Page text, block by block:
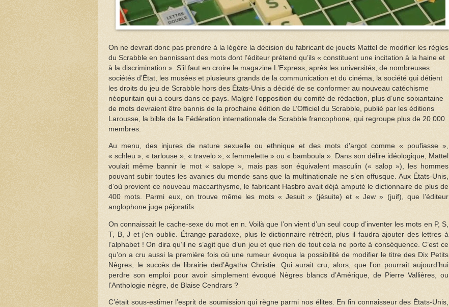
On ne devrait donc pas prendre à la légère la décision du fabricant de jouets Mattel de modifier les règles
du Scrabble en bannissant des mots dont l’éditeur prétend qu’ils « constituent une incitation à la haine et
à la discrimination ». S’il faut en croire le magazine L’Express, après les universités, de nombreuses
sociétés d’État, les musées et plusieurs grands de la communication et du cinéma, la société qui détient
les droits du jeu de Scrabble hors des États-Unis a décidé de se conformer au nouveau catéchisme
néopuritain qui a cours dans ce pays. Malgré l’opposition du comité de rédaction, plus d’une soixantaine
de mots devraient être bannis de la prochaine édition de L’Officiel du Scrabble, publié par les éditions
Larousse, la bible de la Fédération internationale de Scrabble francophone, qui regroupe plus de 20 000
membres.
Au menu, des injures de nature sexuelle ou ethnique et des mots d’argot comme « poufiasse »,
« schleu », « tarlouse », « travelo », « femmelette » ou « bamboula ». Dans son délire idéologique, Mattel
voulait même bannir le mot « salope », mais pas son équivalent masculin (« salop »), les hommes
pouvant subir toutes les avanies du monde sans que la multinationale ne s’en offusque. Aux États-Unis,
d’où provient ce nouveau maccarthysme, le fabricant Hasbro avait déjà amputé le dictionnaire de plus de
400 mots. Parmi eux, on trouve même les mots « Jesuit » (jésuite) et « Jew » (juif), que l’éditeur
anglophone juge péjoratifs.
On connaissait le cache-sexe du mot en n. Voilà que l’on vient d’un seul coup d’inventer les mots en P, S,
T, B, J et j’en oublie. Étrange paradoxe, plus le dictionnaire rétrécit, plus il faudra ajouter des lettres à
l’alphabet ! On dira qu’il ne s’agit que d’un jeu et que rien de tout cela ne porte à conséquence. C’est ce
qu’on a cru aussi la première fois où une rumeur évoqua la possibilité de modifier le titre des Dix Petits
Nègres, le succès de librairie ded’Agatha Christie. Qui aurait cru, alors, que l’on pourrait aujourd’hui
perdre son emploi pour avoir simplement évoqué Nègres blancs d’Amérique, de Pierre Vallières, ou
l’Anthologie nègre, de Blaise Cendrars ?
C’était sous-estimer l’esprit de soumission qui règne parmi nos élites. En fin connaisseur des États-Unis,